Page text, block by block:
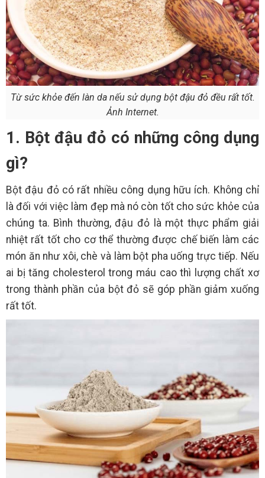
Từ sức khỏe đến làn da nếu sử dụng bột đậu đỏ đều rất tốt.
Ảnh Internet.
1. Bột đậu đỏ có những công dụng
gì?
Bột đậu đỏ có rất nhiều công dụng hữu ích. Không chỉ
là đối với việc làm đẹp mà nó còn tốt cho sức khỏe của
chúng ta. Bình thường, đậu đỏ là một thực phẩm giải
nhiệt rất tốt cho cơ thể thường được chế biến làm các
món ăn như xôi, chè và làm bột pha uống trực tiếp. Nếu
ai bị tăng cholesterol trong máu cao thì lượng chất xơ
trong thành phần của bột đỏ sẽ góp phần giảm xuống
rất tốt.